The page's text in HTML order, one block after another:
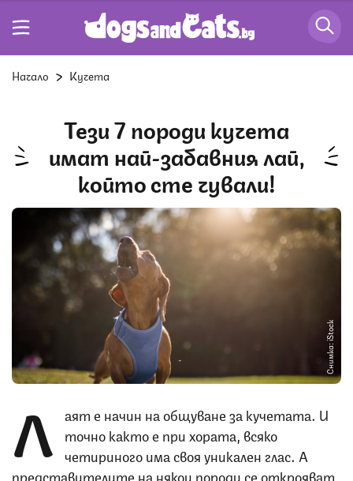
Начало Кучета
Тези 7 породи кучета
имат най-забавния лай,
който сте чували!
Снимка: iStock
Л
аят е начин на общуване за кучетата. И
точно както е при хората, всяко
четириного има своя уникален глас. А
представителите на някои породи се открояват